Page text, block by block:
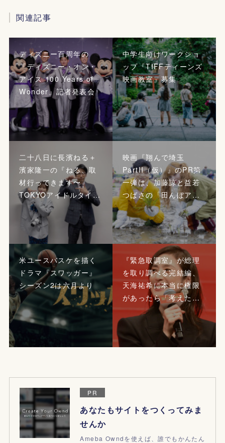
関連記事
ディズニー百周年の
『ディズニー・オン・
アイス 100 Years of
Wonder』記者発表会
中学生向けワークショ
ップ『TIFFティーンズ
映画教室』募集
二十八日に長濱ねる＋
濱家隆一の『ねる、取
材行ってきます〜
TOKYOアイドルタイ…
映画『翔んで埼玉
PartII（仮）』のPR第
一弾は、加藤諒と益若
つばさの「田んぼア…
米ユースバスケを描く
ドラマ『スワッガー』
シーズン2は六月より
『緊急取調室』が総理
を取り調べる完結編、
天海祐希に本当に権限
があったら「考えた…
PR
あなたもサイトをつくってみま
せんか
Ameba Owndを使えば、誰でもかんたん